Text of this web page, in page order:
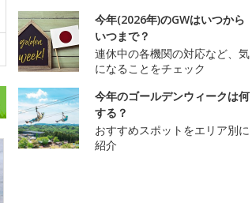
今年(2026年)のGWはいつから
いつまで？
連休中の各機関の対応など、気
になることをチェック
今年のゴールデンウィークは何
する？
おすすめスポットをエリア別に
紹介